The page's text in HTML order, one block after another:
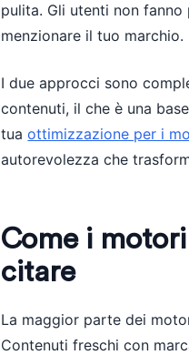
pulita. Gli utenti non
menzionare il tuo marchio.
I due approcci sono
contenuti, il che è una
tuaottimizzazione per i
autorevolezza che
Come i
citare
La maggior parte dei
Contenuti freschi con